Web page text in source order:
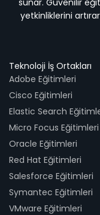
yetkinliklerini
Teknoloji İş Ortakları
Adobe Eğitimleri
Cisco Eğitimleri
Elastic Search
Micro Focus Eğitimleri
Oracle Eğitimleri
Red Hat Eğitimleri
Salesforce Eğitimleri
Symantec Eğitimleri
VMware Eğitimleri